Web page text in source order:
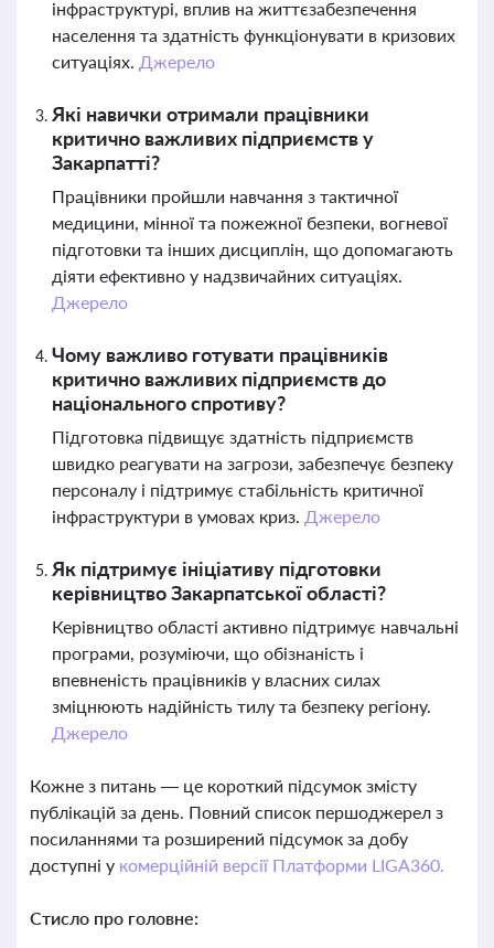
інфраструктурі, вплив на життєзабезпечення
населення та здатність функціонувати в кризових
ситуаціях. Джерело
Які навички отримали працівники
критично важливих підприємств у
Закарпатті?
Працівники пройшли навчання з тактичної
медицини, мінної та пожежної безпеки, вогневої
підготовки та інших дисциплін, що допомагають
діяти ефективно у надзвичайних ситуаціях.
Джерело
Чому важливо готувати працівників
критично важливих підприємств до
національного спротиву?
Підготовка підвищує здатність підприємств
швидко реагувати на загрози, забезпечує безпеку
персоналу і підтримує стабільність критичної
інфраструктури в умовах криз. Джерело
Як підтримує ініціативу підготовки
керівництво Закарпатської області?
Керівництво області активно підтримує навчальні
програми, розуміючи, що обізнаність і
впевненість працівників у власних силах
зміцнюють надійність тилу та безпеку регіону.
Джерело
Кожне з питань — це короткий підсумок змісту
публікацій за день. Повний список першоджерел з
посиланнями та розширений підсумок за добу
доступні у комерційній версії Платформи LIGA360.
Стисло про головне: